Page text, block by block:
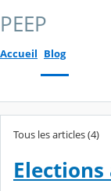
PEEP
Accueil Blog
Tous les articles (4)
Elections